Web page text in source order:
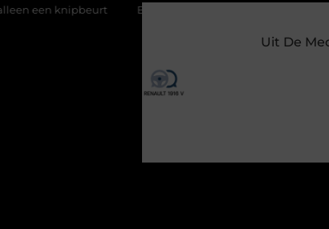
Barbecuevlees bestellen voor een onvergetelijke
Uit De